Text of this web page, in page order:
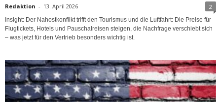
Redaktion - 13. April 2026 2
Insight: Der Nahostkonflikt trifft den Tourismus und die Luftfahrt: Die Preise für
Flugtickets, Hotels und Pauschalreisen steigen, die Nachfrage verschiebt sich
– was jetzt für den Vertrieb besonders wichtig ist.